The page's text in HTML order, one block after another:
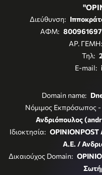
Διεύθυνση:
ΑΦΜ: 800961697
ΑΡ. ΓΕΜΗ:
Τηλ:
E-mail:
Domain name:
Νόμιμος Εκπρόσωπος
Ανδριόπουλος
Ιδιοκτησία: OPINIONPOST
Α.Ε. /
Δικαιούχος Domain: